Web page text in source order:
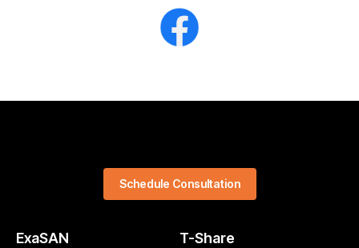
ExaSAN T-Share
Schedule Consultation